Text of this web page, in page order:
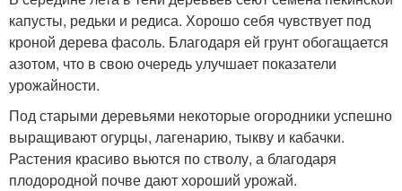
капусты, редьки и редиса. Хорошо себя чувствует под
кроной дерева фасоль. Благодаря ей грунт обогащается
азотом, что в свою очередь улучшает показатели
урожайности.
Под старыми деревьями некоторые огородники успешно
выращивают огурцы, лагенарию, тыкву и кабачки.
Растения красиво вьются по стволу, а благодаря
плодородной почве дают хороший урожай.